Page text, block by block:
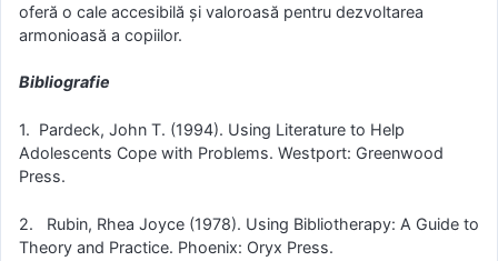
oferă o cale accesibilă și valoroasă pentru dezvoltarea
armonioasă a copiilor.
Bibliografie
1. Pardeck, John T. (1994). Using Literature to Help
Adolescents Cope with Problems. Westport: Greenwood
Press.
2. Rubin, Rhea Joyce (1978). Using Bibliotherapy: A Guide to
Theory and Practice. Phoenix: Oryx Press.